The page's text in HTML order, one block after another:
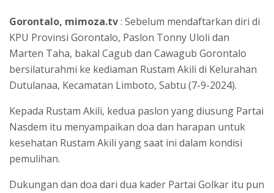
Gorontalo, mimoza.tv: Sebelum mendaftarkan diri di
KPU Provinsi Gorontalo, Paslon Tonny Uloli dan
Marten Taha, bakal Cagub dan Cawagub Gorontalo
bersilaturahmi ke kediaman Rustam Akili di Kelurahan
Dutulanaa, Kecamatan Limboto, Sabtu (7-9-2024).
Kepada Rustam Akili, kedua paslon yang diusung Partai
Nasdem itu menyampaikan doa dan harapan untuk
kesehatan Rustam Akili yang saat ini dalam kondisi
pemulihan.
Dukungan dan doa dari dua kader Partai Golkar itu pun